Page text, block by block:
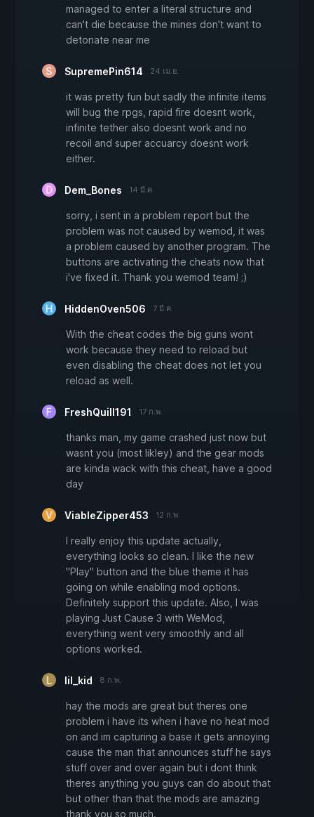
managed to enter a literal structure and
can't die because the mines don't want to
detonate near me
SupremePin614 24 เม.ย.
it was pretty fun but sadly the infinite items
will bug the rpgs, rapid fire doesnt work,
infinite tether also doesnt work and no
recoil and super accuarcy doesnt work
either.
Dem_Bones 14 มี.ค.
sorry, i sent in a problem report but the
problem was not caused by wemod, it was
a problem caused by another program. The
buttons are activating the cheats now that
i've fixed it. Thank you wemod team! ;)
HiddenOven506 7 มี.ค.
With the cheat codes the big guns wont
work because they need to reload but
even disabling the cheat does not let you
reload as well.
FreshQuill191 17 ก.พ.
thanks man, my game crashed just now but
wasnt you (most likley) and the gear mods
are kinda wack with this cheat, have a good
day
ViableZipper453 12 ก.พ.
I really enjoy this update actually,
everything looks so clean. I like the new
"Play" button and the blue theme it has
going on while enabling mod options.
Definitely support this update. Also, I was
playing Just Cause 3 with WeMod,
everything went very smoothly and all
options worked.
lil_kid 8 ก.พ.
hay the mods are great but theres one
problem i have its when i have no heat mod
on and im capturing a base it gets annoying
cause the man that announces stuff he says
stuff over and over again but i dont think
theres anything you guys can do about that
but other than that the mods are amazing
thank you so much.